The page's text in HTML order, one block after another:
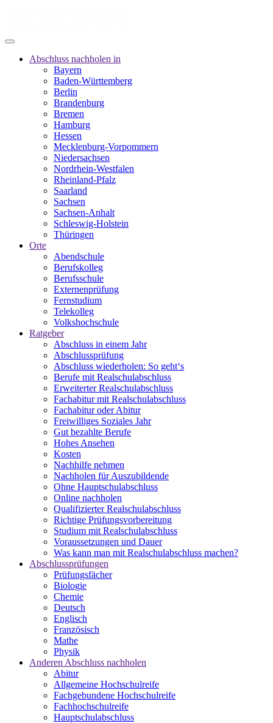
Abschluss nachholen in
Bayern
Baden-Württemberg
Berlin
Brandenburg
Bremen
Hamburg
Hessen
Mecklenburg-Vorpommern
Niedersachsen
Nordrhein-Westfalen
Rheinland-Pfalz
Saarland
Sachsen
Sachsen-Anhalt
Schleswig-Holstein
Thüringen
Orte
Abendschule
Berufskolleg
Berufsschule
Externenprüfung
Fernstudium
Telekolleg
Volkshochschule
Ratgeber
Abschluss in einem Jahr
Abschlussprüfung
Abschluss wiederholen: So geht‘s
Berufe mit Realschulabschluss
Erweiterter Realschulabschluss
Fachabitur mit Realschulabschluss
Fachabitur oder Abitur
Freiwilliges Soziales Jahr
Gut bezahlte Berufe
Hohes Ansehen
Kosten
Nachhilfe nehmen
Nachholen für Auszubildende
Ohne Hauptschulabschluss
Online nachholen
Qualifizierter Realschulabschluss
Richtige Prüfungsvorbereitung
Studium mit Realschulabschluss
Voraussetzungen und Dauer
Was kann man mit Realschulabschluss machen?
Abschlussprüfungen
Prüfungsfächer
Biologie
Chemie
Deutsch
Englisch
Französisch
Mathe
Physik
Anderen Abschluss nachholen
Abitur
Allgemeine Hochschulreife
Fachgebundene Hochschulreife
Fachhochschulreife
Hauptschulabschluss